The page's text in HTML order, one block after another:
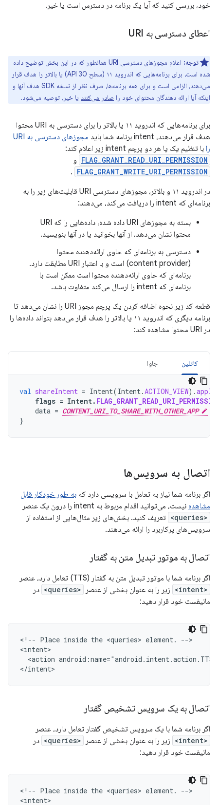
خود، بررسی کنید که آیا یک برنامه در دسترس است یا خیر.
اعطای دسترسی به URI
توجه:
اعلام مجوزهای دسترسی URI همانطور که در این بخش توضیح داده
شده است، برای برنامه‌هایی که اندروید ۱۱ (سطح API 30) یا بالاتر را هدف قرار
می‌دهند، الزامی است و برای همه برنامه‌ها، صرف نظر از نسخه SDK هدف آنها و
اینکه آیا ارائه دهندگان محتوای خود را صادر می‌کنند یا خیر، توصیه می‌شود.
برای برنامه‌هایی که اندروید ۱۱ یا بالاتر را برای دسترسی به URI محتوا
هدف قرار می‌دهند، intent برنامه شما باید
مجوزهای دسترسی به URI
را با تنظیم یک یا هر دو پرچم intent زیر اعلام کند:
FLAG_GRANT_READ_URI_PERMISSION و
FLAG_GRANT_WRITE_URI_PERMISSION
.
در اندروید ۱۱ و بالاتر، مجوزهای دسترسی URI قابلیت‌های زیر را به
برنامه‌ای که intent را دریافت می‌کند، می‌دهند:
بسته به مجوزهای URI داده شده، داده‌هایی را که URI
محتوا نشان می‌دهد، از آنها بخوانید یا در آنها بنویسید.
دسترسی به برنامه‌ای که حاوی ارائه‌دهنده محتوا
(content provider) است و با اعتبار URI مطابقت دارد.
برنامه‌ای که حاوی ارائه‌دهنده محتوا است ممکن است با
برنامه‌ای که intent را ارسال می‌کند متفاوت باشد.
قطعه کد زیر نحوه اضافه کردن یک پرچم مجوز URI را نشان می‌دهد تا
برنامه دیگری که اندروید ۱۱ یا بالاتر را هدف قرار می‌دهد بتواند داده‌ها را
در URI محتوا مشاهده کند:
کاتلین جاوا
val shareIntent = Intent(Intent.ACTION_VIEW).apply
flags = Intent.
data = CONTENT_URI_TO_SHARE_WITH_OTHER_APP
}
اتصال به سرویس‌ها
اگر برنامه شما نیاز به تعامل با سرویسی دارد که به طور خودکار قابل
مشاهده نیست، می‌توانید اقدام مربوط به intent را درون یک عنصر
<queries>
تعریف کنید. بخش‌های زیر مثال‌هایی از استفاده از
سرویس‌های پرکاربرد را ارائه می‌دهند.
اتصال به موتور تبدیل متن به گفتار
اگر برنامه شما با موتور تبدیل متن به گفتار (TTS) تعامل دارد، عنصر
<intent> زیر را به عنوان بخشی از عنصر <queries>
در
مانیفست خود قرار دهید:
<!-- Place inside the <queries> element.
-->
<action
</intent>
اتصال به یک سرویس تشخیص گفتار
اگر برنامه شما با یک سرویس تشخیص گفتار تعامل دارد، عنصر
<intent> زیر را به عنوان بخشی از عنصر <queries>
در
مانیفست خود قرار دهید:
<!-- Place inside the <queries> element.
-->